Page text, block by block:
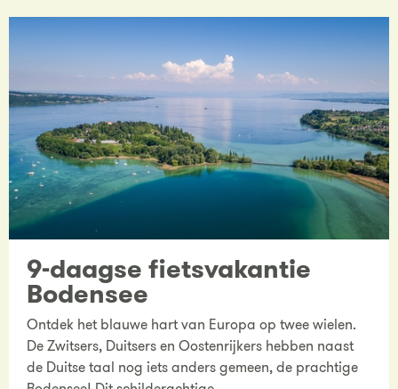
9-daagse fietsvakantie
Bodensee
Ontdek het blauwe hart van Europa op twee wielen.
De Zwitsers, Duitsers en Oostenrijkers hebben naast
de Duitse taal nog iets anders gemeen, de prachtige